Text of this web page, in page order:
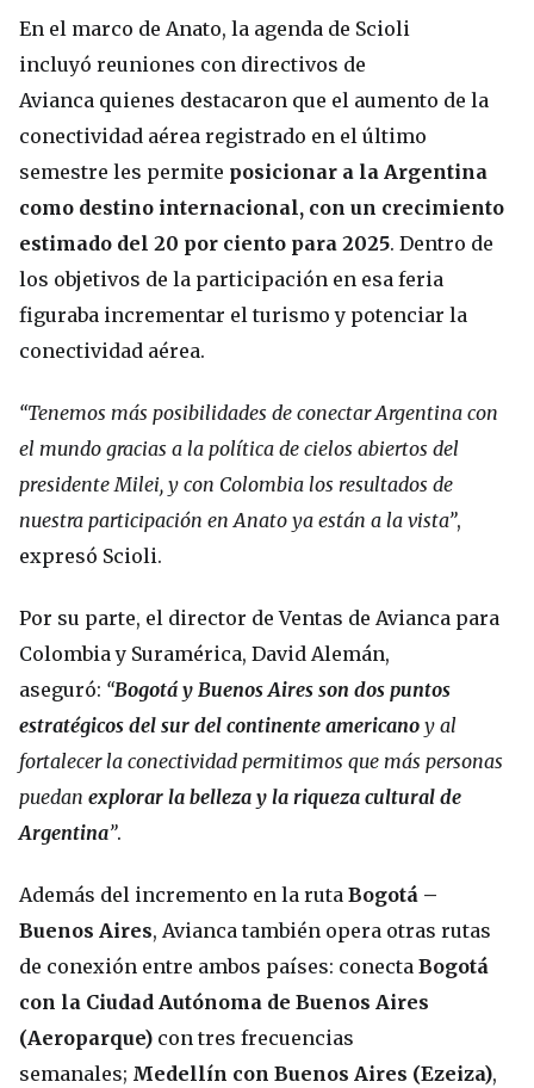
En el marco de Anato, la agenda de Scioli
incluyó reuniones con directivos de
Avianca quienes destacaron que el aumento de la
conectividad aérea registrado en el último
semestre les permite posicionar a la Argentina
como destino internacional, con un crecimiento
estimado del 20 por ciento para 2025. Dentro de
los objetivos de la participación en esa feria
figuraba incrementar el turismo y potenciar la
conectividad aérea.
“Tenemos más posibilidades de conectar Argentina con
el mundo gracias a la política de cielos abiertos del
presidente Milei, y con Colombia los resultados de
nuestra participación en Anato ya están a la vista”,
expresó Scioli.
Por su parte, el director de Ventas de Avianca para
Colombia y Suramérica, David Alemán,
aseguró: “Bogotá y Buenos Aires son dos puntos
estratégicos del sur del continente americano y al
fortalecer la conectividad permitimos que más personas
puedan explorar la belleza y la riqueza cultural de
Argentina”.
Además del incremento en la ruta Bogotá –
Buenos Aires, Avianca también opera otras rutas
de conexión entre ambos países: conecta Bogotá
con la Ciudad Autónoma de Buenos Aires
(Aeroparque) con tres frecuencias
semanales; Medellín con Buenos Aires (Ezeiza),